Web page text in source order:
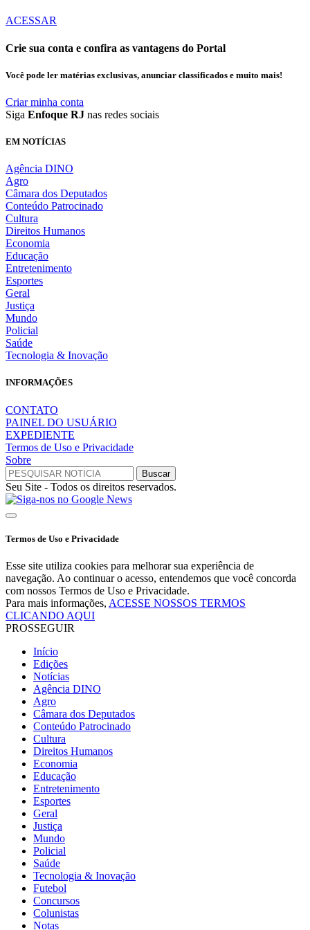
ACESSAR
Crie sua conta e confira as vantagens do Portal
Você pode ler matérias exclusivas, anunciar classificados e muito mais!
Criar minha conta
Siga Enfoque RJ nas redes sociais
EM NOTÍCIAS
Agência DINO
Agro
Câmara dos Deputados
Conteúdo Patrocinado
Cultura
Direitos Humanos
Economia
Educação
Entretenimento
Esportes
Geral
Justiça
Mundo
Policial
Saúde
Tecnologia & Inovação
INFORMAÇÕES
CONTATO
PAINEL DO USUÁRIO
EXPEDIENTE
Termos de Uso e Privacidade
Sobre
Seu Site - Todos os direitos reservados.
Termos de Uso e Privacidade
Esse site utiliza cookies para melhorar sua experiência de
navegação. Ao continuar o acesso, entendemos que você concorda
com nossos Termos de Uso e Privacidade.
Para mais informações, ACESSE NOSSOS TERMOS
CLICANDO AQUI
PROSSEGUIR
Início
Edições
Notícias
Agência DINO
Agro
Câmara dos Deputados
Conteúdo Patrocinado
Cultura
Direitos Humanos
Economia
Educação
Entretenimento
Esportes
Geral
Justiça
Mundo
Policial
Saúde
Tecnologia & Inovação
Futebol
Concursos
Colunistas
Notas